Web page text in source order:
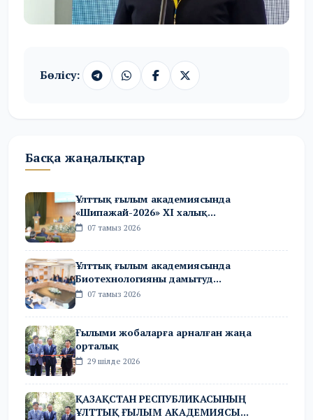
Бөлісу:
Басқа жаңалықтар
Ұлттық ғылым академиясында
«Шипажай-2026» XI халық...
07 тамыз 2026
Ұлттық ғылым академиясында
Биотехнологияны дамытуд...
07 тамыз 2026
Ғылыми жобаларға арналған жаңа
орталық
29 шілде 2026
ҚАЗАҚСТАН РЕСПУБЛИКАСЫНЫҢ
ҰЛТТЫҚ ҒЫЛЫМ АКАДЕМИЯСЫ...